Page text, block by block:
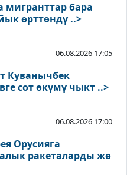
мигранттар бара
өрттөндү ..>
06.08.2026 17:05
Куванычбек
сот өкүмү чыкт ..>
06.08.2026 17:00
Орусияга
ракеталарды жө